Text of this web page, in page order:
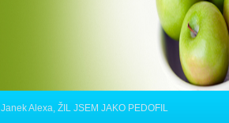
Janek Alexa, ŽIL JSEM JAKO PEDOFIL